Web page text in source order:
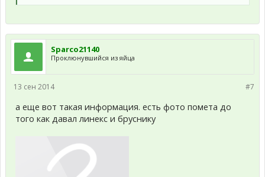
Sparco21140
Проклюнувшийся из яйца
#7
13 сен 2014
а еще вот такая информация. есть фото помета до
того как давал линекс и бруснику